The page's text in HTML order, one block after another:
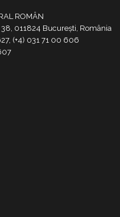
ROMÂN
011824 București, România
(+4) 031 71 00 606